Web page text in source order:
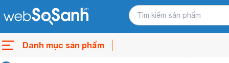
Danh mục sản phẩm